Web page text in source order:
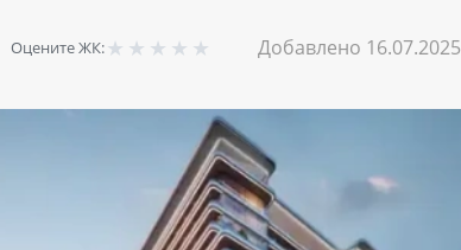
Оцените ЖК:★ ★ ★ ★ ★ Добавлено 16.07.2025